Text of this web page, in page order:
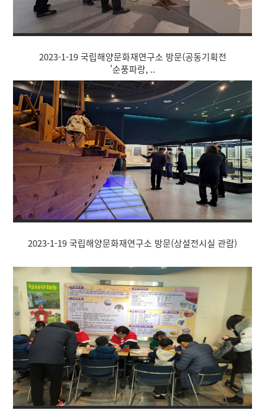
2023-1-19 국립해양문화재연구소 방문(공동기획전
'순풍파랑, ..
2023-1-19 국립해양문화재연구소 방문(상설전시실 관람)